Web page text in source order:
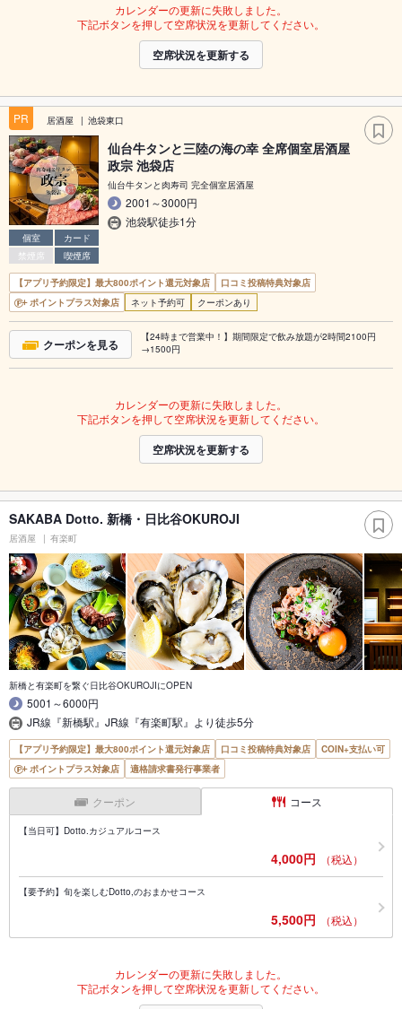
カレンダーの更新に失敗しました。
下記ボタンを押して空席状況を更新してください。
空席状況を更新する
PR 居酒屋 池袋東口
個室
カード
禁煙席
喫煙席
仙台牛タンと三陸の海の幸 全席個室居酒屋
政宗 池袋店
仙台牛タンと肉寿司 完全個室居酒屋
2001～3000円
池袋駅徒歩1分
【アプリ予約限定】最大800ポイント還元対象店
口コミ投稿特典対象店
ポイントプラス対象店
ネット予約可 クーポンあり
クーポンを見る
【24時まで営業中！】期間限定で飲み放題が2時間2100円
→1500円
カレンダーの更新に失敗しました。
下記ボタンを押して空席状況を更新してください。
空席状況を更新する
SAKABA Dotto. 新橋・日比谷OKUROJI
居酒屋 有楽町
新橋と有楽町を繋ぐ日比谷OKUROJIにOPEN
5001～6000円
JR線『新橋駅』JR線『有楽町駅』より徒歩5分
【アプリ予約限定】最大800ポイント還元対象店 口コミ投稿特典対象店
COIN+支払い可
ポイントプラス対象店
適格請求書発行事業者
クーポン コース
【当日可】Dotto.カジュアルコース
4,000円 （税込）
【要予約】旬を楽しむDotto,のおまかせコース
5,500円 （税込）
カレンダーの更新に失敗しました。
下記ボタンを押して空席状況を更新してください。